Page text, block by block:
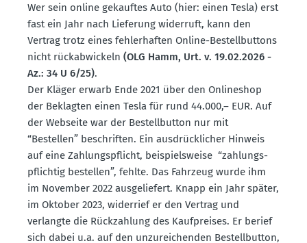
Wer sein online gekauftes Auto (hier: einen Tesla) erst
fast ein Jahr nach Lieferung widerruft, kann den
Vertrag trotz eines fehler­haften Online-Bestell­buttons
nicht rückab­wi­ckeln (OLG Hamm, Urt. v. 19.02.2026 -
Az.: 34 U 6/25).
Der Kläger erwarb Ende 2021 über den Onlineshop
der Beklagten einen Tesla für rund 44.000,– EUR. Auf
der Webseite war der Bestell­button nur mit
“Bestellen” beschriften. Ein ausdrück­licher Hinweis
auf eine Zahlungs­pflicht, beispiels­weise “zahlungs­
pflichtig bestellen”, fehlte. Das Fahrzeug wurde ihm
im November 2022 ausge­liefert. Knapp ein Jahr später,
im Oktober 2023, widerrief er den Vertrag und
verlangte die Rückzahlung des Kaufpreises. Er berief
sich dabei u.a. auf den unzurei­chenden Bestell­button,